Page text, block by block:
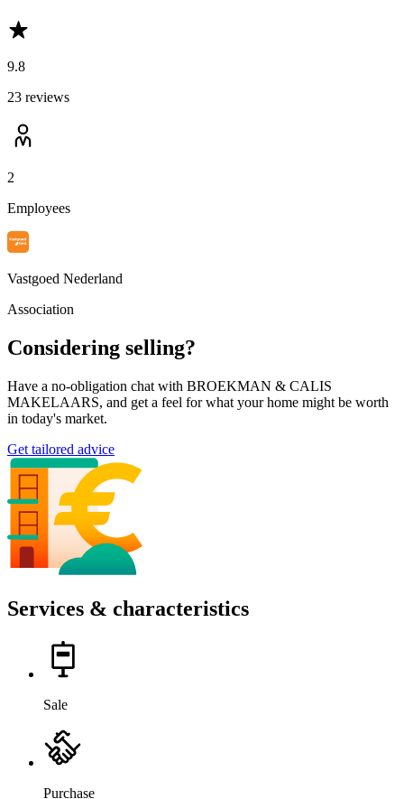
9.8
23 reviews
2
Employees
Vastgoed Nederland
Association
Considering selling?
Have a no-obligation chat with BROEKMAN & CALIS
MAKELAARS, and get a feel for what your home might be worth
in today's market.
Get tailored advice
Services & characteristics
Sale
Purchase